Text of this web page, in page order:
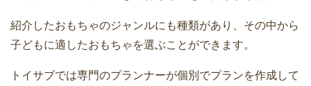
紹介したおもちゃのジャンルにも種類があり、その中から
子どもに適したおもちゃを選ぶことができます。
トイサブでは専門のプランナーが個別でプランを作成して